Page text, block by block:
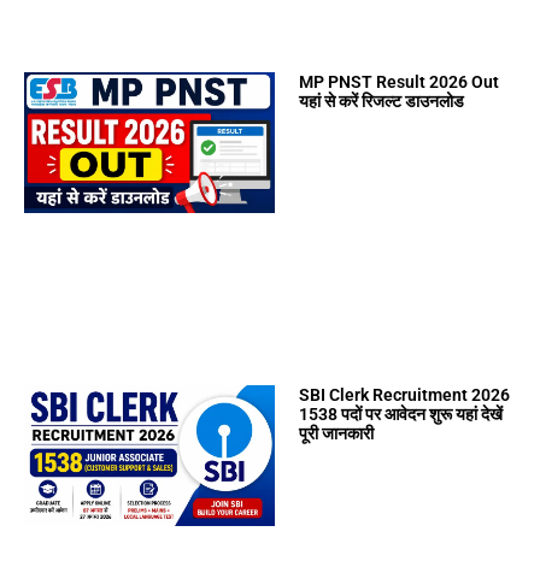
MP PNST Result 2026 Out
यहां से करें रिजल्ट डाउनलोड
SBI Clerk Recruitment 2026
1538 पदों पर आवेदन शुरू यहां देखें
पूरी जानकारी